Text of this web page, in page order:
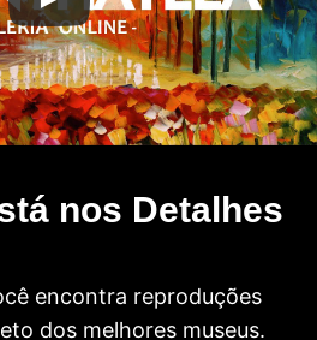
nos Detalhes
encontra reproduções
dos melhores museus.